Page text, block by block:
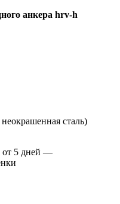
анкера hrv-h
сталь)
от 5 дней —